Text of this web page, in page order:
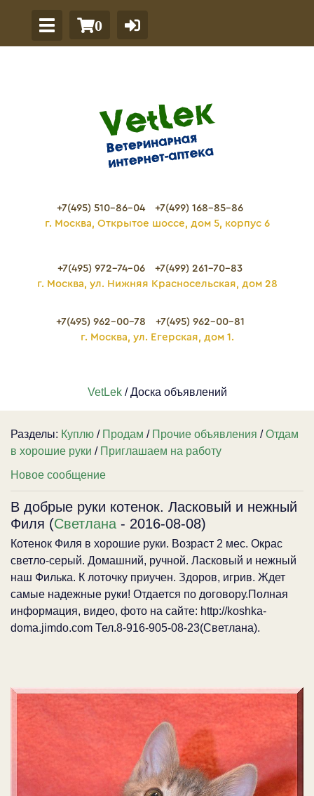
0
+7(495) 510-86-04
+7(499) 168-85-86
г. Москва, Открытое шоссе, дом 5, корпус 6
+7(495) 972-74-06
+7(499) 261-70-83
г. Москва, ул. Нижняя Красносельская, дом 28
+7(495) 962-00-78
+7(495) 962-00-81
г. Москва, ул. Егерская, дом 1.
VetLek/ Доска объявлений
Разделы: Куплю / Продам / Прочие объявления /Отдам
в хорошие руки / Приглашаем на работу
Новое сообщение
В добрые руки котенок. Ласковый и нежный
Филя (Светлана - 2016-08-08)
Котенок Филя в хорошие руки. Возраст 2 мес. Окрас
светло-серый. Домашний, ручной. Ласковый и нежный
наш Филька. К лоточку приучен. Здоров, игрив. Ждет
самые надежные руки! Отдается по договору.Полная
информация, видео, фото на сайте: http://koshka-
doma.jimdo.com Тел.8-916-905-08-23(Светлана).